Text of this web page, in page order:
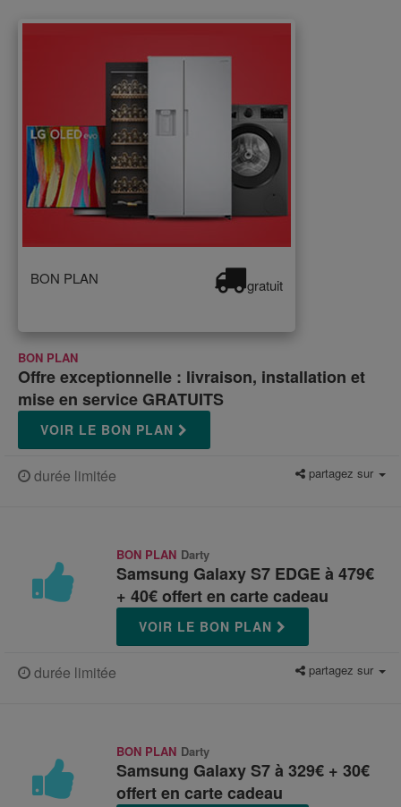
BON PLAN gratuit
BON PLAN
Offre exceptionnelle : livraison, installation et
mise en service GRATUITS
VOIR LE BON PLAN
durée limitée partagez sur
BON PLAN Darty
Samsung Galaxy S7 EDGE à 479€
+ 40€ offert en carte cadeau
VOIR LE BON PLAN
durée limitée partagez sur
BON PLAN Darty
Samsung Galaxy S7 à 329€ + 30€
offert en carte cadeau